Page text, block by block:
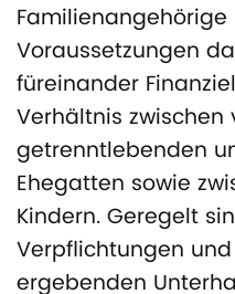
Voraussetzungen
füreinander
Verhältnis zwischen
getrenntlebenden
Ehegatten sowie
Kindern. Geregelt
Verpflichtungen
ergebenden